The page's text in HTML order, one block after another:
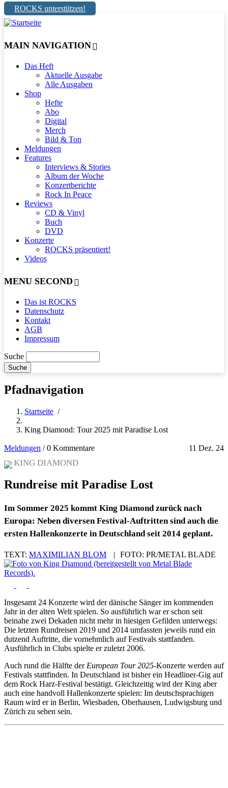
ROCKS unterstützen!
MAIN NAVIGATION
Das Heft
Aktuelle Ausgabe
Alle Ausgaben
Shop
Hefte
Abo
Digital
Merch
Bild & Ton
Meldungen
Features
Interviews & Stories
Album der Woche
Konzertberichte
Rock In Peace
Reviews
CD & Vinyl
Buch
DVD
Konzerte
ROCKS präsentiert!
Videos
MENU SECOND
Das ist ROCKS
Datenschutz
Kontakt
AGB
Impressum
Suche
Pfadnavigation
Startseite /
King Diamond: Tour 2025 mit Paradise Lost
Meldungen 11 Dez. 24
/0 Kommentare
KING DIAMOND
Rundreise mit Paradise Lost
Im Sommer 2025 kommt King Diamond zurück nach
Europa: Neben diversen Festival-Auftritten sind auch die
ersten Hallenkonzerte in Deutschland seit 2014 geplant.
TEXT: MAXIMILIAN BLOM | FOTO: PR/METAL BLADE
Insgesamt 24 Konzerte wird der dänische Sänger im kommenden
Jahr in der alten Welt spielen. So ausführlich war er schon seit
beinahe zwei Dekaden nicht mehr in hiesigen Gefilden unterwegs:
Die letzten Rundreisen 2019 und 2014 umfassten jeweils rund ein
dutzend Auftritte, die vornehmlich auf Festivals stattfanden.
Ausführlich in Clubs spielte er zuletzt 2006.
Auch rund die Hälfte der European Tour 2025-Konzerte werden auf
Festivals stattfinden. In Deutschland ist bisher ein Headliner-Gig auf
dem Rock Harz-Festival bestätigt. Gleichzeitig wird der King aber
auch eine handvoll Hallenkonzerte spielen: Im deutschsprachigen
Raum wird er in Berlin, Wiesbaden, Oberhausen, Ludwigsburg und
Zürich zu sehen sein.